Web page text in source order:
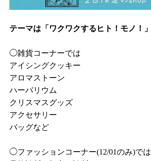
テーマは「ワクワクするヒト！モノ！」
◯雑貨コーナーでは
アイシングクッキー
アロマストーン
ハーバリウム
クリスマスグッズ
アクセサリー
バッグなど
◯ファッションコーナー(12/01のみ)では